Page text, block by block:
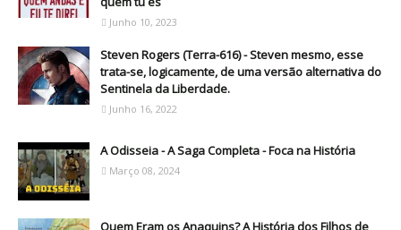
Junho 10, 2023
Steven Rogers (Terra-616) - Steven mesmo, esse
trata-se, logicamente, de uma versão alternativa do
Sentinela da Liberdade.
Junho 16, 2022
A Odisseia - A Saga Completa - Foca na História
Março 08, 2024
Quem Eram os Anaquins? A História dos Filhos de